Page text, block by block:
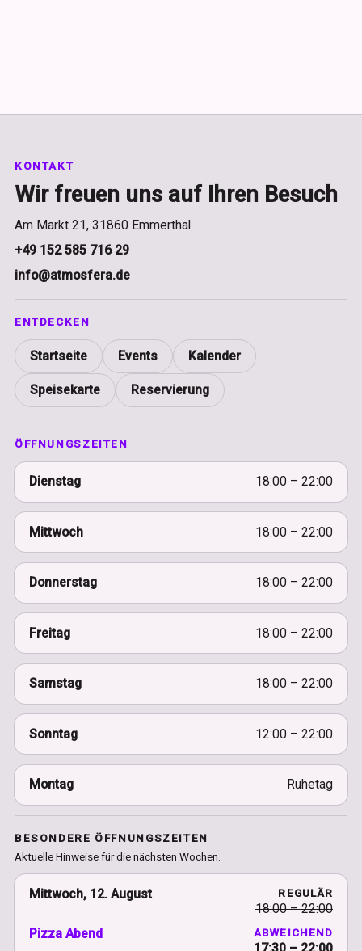
KONTAKT
Wir freuen uns auf Ihren Besuch
Am Markt 21, 31860 Emmerthal
+49 152 585 716 29
info@atmosfera.de
ENTDECKEN
Startseite Events Kalender
Speisekarte Reservierung
ÖFFNUNGSZEITEN
Dienstag 18:00 – 22:00
Mittwoch 18:00 – 22:00
Donnerstag 18:00 – 22:00
Freitag 18:00 – 22:00
Samstag 18:00 – 22:00
Sonntag 12:00 – 22:00
Montag Ruhetag
BESONDERE ÖFFNUNGSZEITEN
Aktuelle Hinweise für die nächsten Wochen.
Mittwoch, 12. August REGULÄR
18:00 – 22:00
Pizza Abend
ABWEICHEND
17:30 – 22:00